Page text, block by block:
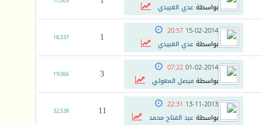
بواسطةعدي العبيدي
15-02-2014
20:57
بواسطةعدي العبيدي 1
18,537
01-02-2014
07:22
بواسطةفيصل المعولي 3
19,066
13-11-2013
22:31
بواسطةعبد الفتاح محمد 11
32,538